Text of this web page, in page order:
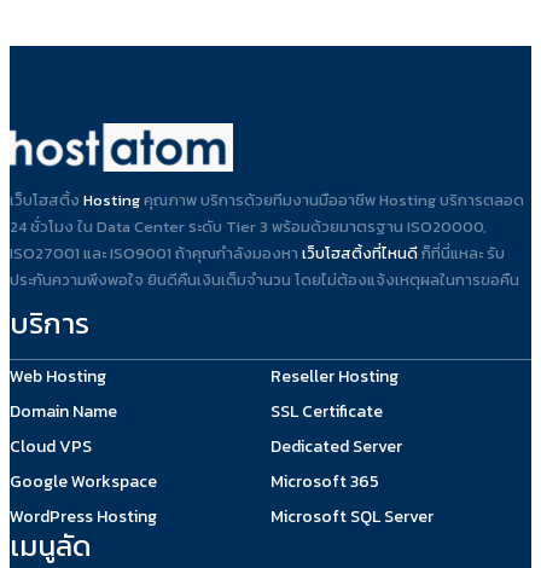
เว็บโฮสติ้ง Hostingคุณภาพ บริการด้วยทีมงานมืออาชีพ Hosting บริการตลอด
24 ชั่วโมง ใน Data Center ระดับ Tier 3 พร้อมด้วยมาตรฐาน ISO20000,
ISO27001 และ ISO9001 ถ้าคุณกำลังมองหา เว็บโฮสติ้งที่ไหนดีก็ที่นี่แหละ รับ
ประกันความพึงพอใจ ยินดีคืนเงินเต็มจำนวน โดยไม่ต้องแจ้งเหตุผลในการขอคืน
บริการ
Web Hosting
Domain Name
Cloud VPS
Google Workspace
WordPress Hosting
Reseller Hosting
SSL Certificate
Dedicated Server
Microsoft 365
Microsoft SQL Server
เมนูลัด